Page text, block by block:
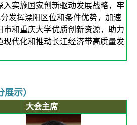
入实施国家创新驱动发展战略，牢
发挥溧阳区位和条件优势，加速
市和重庆大学优质创新资源，助力
现代化和推动长江经济带高质量发
示）
大会主席